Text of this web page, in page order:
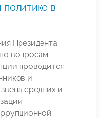
в
Президента
вопросам
проводится
и
средних и